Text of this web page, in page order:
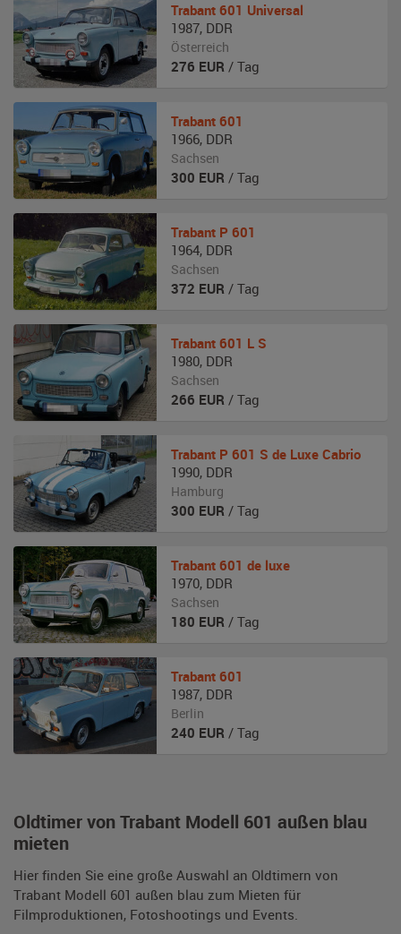
Oldtimer von Trabant Modell 601 außen blau
mieten
Hier finden Sie eine große Auswahl an Oldtimern von
Trabant Modell 601 außen blau zum Mieten für
Filmproduktionen, Fotoshootings und Events.
Trabant 601 Universal
1987, DDR
Österreich
276 EUR / Tag
Trabant 601
1966, DDR
Sachsen
300 EUR / Tag
Trabant P 601
1964, DDR
Sachsen
372 EUR / Tag
Trabant 601 L S
1980, DDR
Sachsen
266 EUR / Tag
Trabant P 601 S de Luxe Cabrio
1990, DDR
Hamburg
300 EUR / Tag
Trabant 601 de luxe
1970, DDR
Sachsen
180 EUR / Tag
Trabant 601
1987, DDR
Berlin
240 EUR / Tag